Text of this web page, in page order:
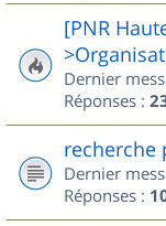
[PNR
Dernier
Réponses :
recherche
Dernier
Réponses :